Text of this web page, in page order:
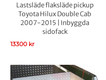
Lastsläde flaksläde pickup
Toyota Hilux Double Cab
2007-2015 | Inbyggda
sidofack
13300 kr